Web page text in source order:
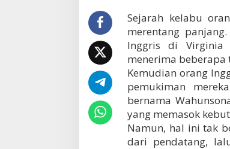
b
o
r
a
n
g
I
d
i
a
n
Sejarah kelabu
merentang
Inggris di Virginia
menerima beberapa
Kemudian orang
pemukiman
bernama
yang memasok
Namun, hal ini tak
dari pendatang,